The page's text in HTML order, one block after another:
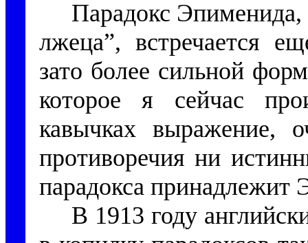
Парадокс Эпименида,
лжеца”, встречается
зато более сильной
которое я сейчас
кавычках выражение,
противоречия ни
парадокса принадлежит
В 1913 году